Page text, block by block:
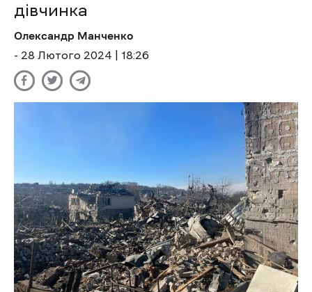
дівчинка
Олександр Манченко
- 28 Лютого 2024 | 18:26